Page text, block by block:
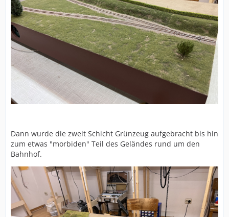
Dann wurde die zweit Schicht Grünzeug aufgebracht bis hin
zum etwas "morbiden" Teil des Geländes rund um den
Bahnhof.